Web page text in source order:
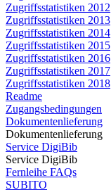
Zugriffsstatistiken 2012
Zugriffsstatistiken 2013
Zugriffsstatistiken 2014
Zugriffsstatistiken 2015
Zugriffsstatistiken 2016
Zugriffsstatistiken 2017
Zugriffsstatistiken 2018
Readme
Zugangsbedingungen
Dokumentenlieferung
Dokumentenlieferung
Service DigiBib
Service DigiBib
Fernleihe FAQs
SUBITO